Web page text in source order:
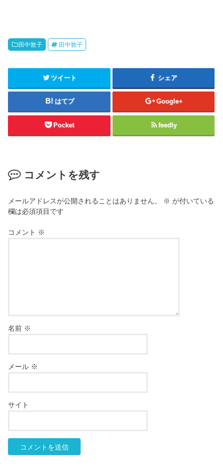
田中敦子 田中敦子
ツイート シェア
はてブ Google+
Pocket feedly
コメントを残す
メールアドレスが公開されることはありません。 ※ が付いている
欄は必須項目です
コメント ※
名前 ※
メール ※
サイト